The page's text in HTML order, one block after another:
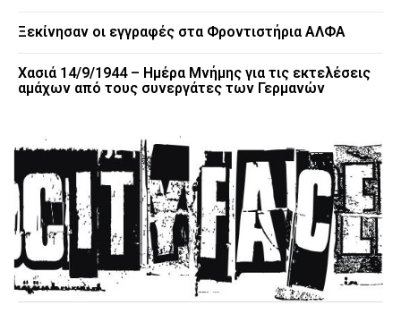
Ξεκίνησαν οι εγγραφές στα Φροντιστήρια ΑΛΦΑ
Χασιά 14/9/1944 – Ημέρα Μνήμης για τις εκτελέσεις
αμάχων από τους συνεργάτες των Γερμανών